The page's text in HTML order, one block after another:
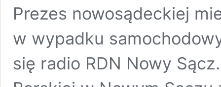
Prezes nowosądeckiej
w wypadku
się radio RDN Nowy